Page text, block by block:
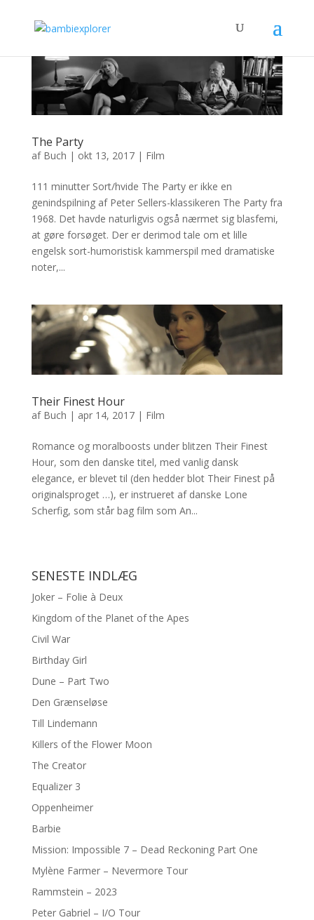
The Party
af Buch | okt 13, 2017| Film
111 minutter Sort/hvide The Party er ikke en
genindspilning af Peter Sellers-klassikeren The Party fra
1968. Det havde naturligvis også nærmet sig blasfemi,
at gøre forsøget. Der er derimod tale om et lille
engelsk sort-humoristisk kammerspil med dramatiske
noter,...
Their Finest Hour
af Buch | apr 14, 2017| Film
Romance og moralboosts under blitzen Their Finest
Hour, som den danske titel, med vanlig dansk
elegance, er blevet til (den hedder blot Their Finest på
originalsproget …), er instrueret af danske Lone
Scherfig, som står bag film som An...
SENESTE INDLÆG
Joker – Folie à Deux
Kingdom of the Planet of the Apes
Civil War
Birthday Girl
Dune – Part Two
Den Grænseløse
Till Lindemann
Killers of the Flower Moon
The Creator
Equalizer 3
Oppenheimer
Barbie
Mission: Impossible 7 – Dead Reckoning Part One
Mylène Farmer – Nevermore Tour
Rammstein – 2023
Peter Gabriel – I/O Tour